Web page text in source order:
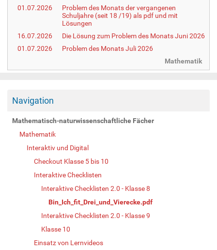
01.07.2026
Problem des Monats der vergangenen
Schuljahre (seit 18 /19) als pdf und mit
Lösungen
16.07.2026
Die Lösung zum Problem des Monats Juni 2026
01.07.2026
Problem des Monats Juli 2026
Mathematik
Navigation
Mathematisch-naturwissenschaftliche Fächer
Mathematik
Interaktiv und Digital
Checkout Klasse 5 bis 10
Interaktive Checklisten
Interaktive Checklisten 2.0 - Klasse 8
Bin_Ich_fit_Drei_und_Vierecke.pdf
Interaktive Checklisten 2.0 - Klasse 9
Klasse 10
Einsatz von Lernvideos